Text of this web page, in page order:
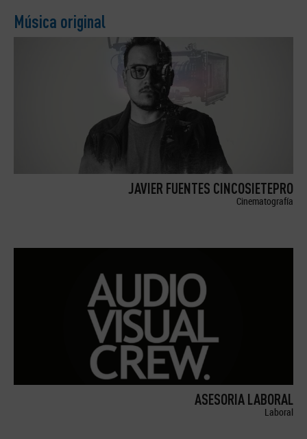
Música original
JAVIER FUENTES CINCOSIETEPRO
Cinematografía
ASESORIA LABORAL
Laboral